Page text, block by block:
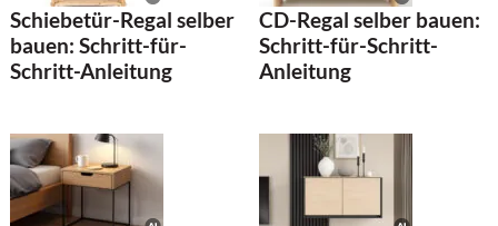
Schiebetür-Regal selber
bauen: Schritt-für-
Schritt-Anleitung
CD-Regal selber bauen:
Schritt-für-Schritt-
Anleitung